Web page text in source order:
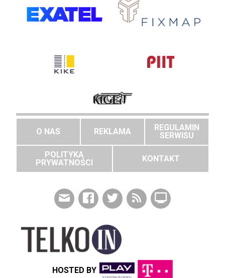
O NAS REKLAMA
REGULAMIN
SERWISU
POLITYKA
PRYWATNOŚCI
KONTAKT
HOSTED BY